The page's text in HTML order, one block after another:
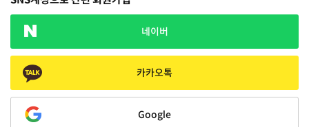
네이버
카카오톡
Google